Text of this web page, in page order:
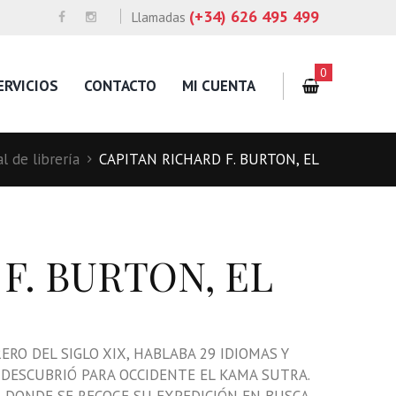
Llamadas (+34) 626 495 499
CONTACTO MI CUENTA
0
de librería CAPITAN RICHARD F. BURTON, EL
BURTON, EL
DEL SIGLO XIX, HABLABA 29 IDIOMAS Y
PARA OCCIDENTE EL KAMA SUTRA.